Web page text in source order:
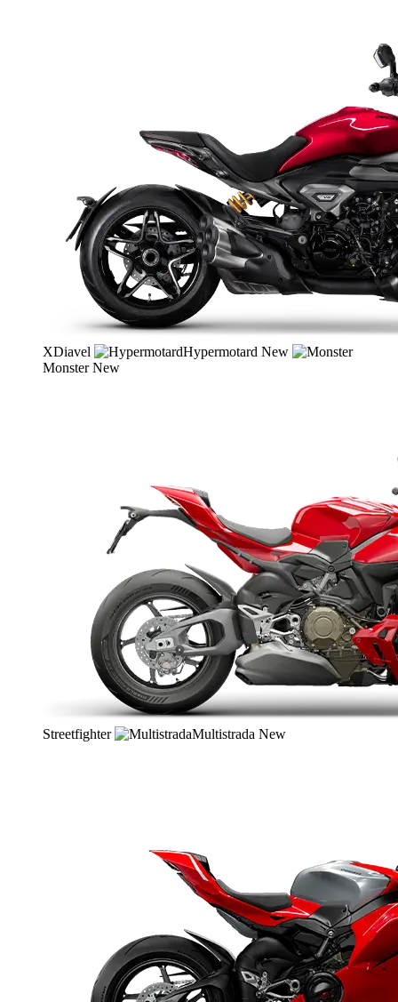
XDiavel Hypermotard New
MonsterNew
Streetfighter Multistrada New